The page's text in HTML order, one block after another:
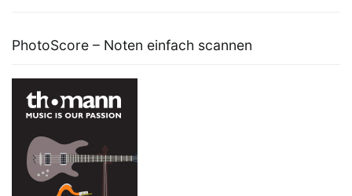
PhotoScore – Noten einfach scannen